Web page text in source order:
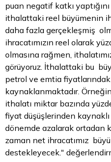
puan negatif katkı
ithalattaki reel büyümenin
daha fazla gerçekleşmiş
ihracatımızın reel olarak
olmasına rağmen,
görüyoruz. İthalattaki bu
petrol ve emtia
kaynaklanmaktadır.
ithalatı miktar bazında
fiyat düşüşlerinden
dönemde azalarak ortadan
zaman net ihracatımız
destekleyecek."